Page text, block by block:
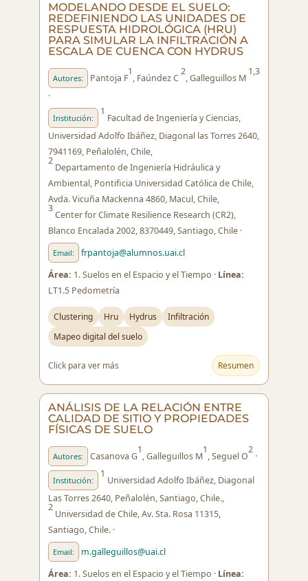
MODELANDO DESDE EL SUELO:
REDEFINIENDO LAS UNIDADES DE
RESPUESTA HIDROLÓGICA (HRU)
PARA SIMULAR LA INFILTRACIÓN A
ESCALA DE CUENCA CON HYDRUS
Autores: Pantoja F
1
, Faúndez C
2
, Galleguillos M
1,3
·
Institución:
1
Facultad de Ingeniería y Ciencias,
Universidad Adolfo Ibáñez, Diagonal las Torres 2640,
7941169, Peñalolén, Chile,
2
Departamento de Ingeniería Hidráulica y
Ambiental, Pontificia Universidad Católica de Chile,
Avda. Vicuña Mackenna 4860, Macul, Chile,
3
Center for Climate Resilience Research (CR2),
Blanco Encalada 2002, 8370449, Santiago, Chile ·
Email:
frpantoja@alumnos.uai.cl
Área: 1. Suelos en el Espacio y el Tiempo · Línea:
LT1.5 Pedometría
Clustering Hru Hydrus
Infiltración
Mapeo digital del suelo
Click para ver más Resumen
ANÁLISIS DE LA RELACIÓN ENTRE
CALIDAD DE SITIO Y PROPIEDADES
FÍSICAS DE SUELO
Autores: Casanova G
1
, Galleguillos M
1
, Seguel O
2
·
Institución:
1
Universidad Adolfo Ibáñez, Diagonal
Las Torres 2640, Peñalolén, Santiago, Chile.,
2
Universidad de Chile, Av. Sta. Rosa 11315,
Santiago, Chile. ·
Email:
m.galleguillos@uai.cl
Área: 1. Suelos en el Espacio y el Tiempo · Línea: